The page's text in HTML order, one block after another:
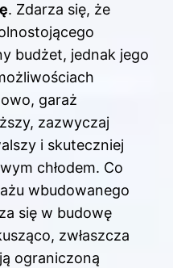
. Zdarza się, że
budżet, jednak jego
garaż
zazwyczaj
i skuteczniej
chłodem. Co
wbudowanego
się w budowę
zwłaszcza
ograniczoną